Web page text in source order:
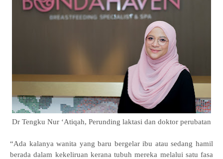
Dr Tengku Nur ‘Atiqah, Perunding laktasi dan doktor perubatan
“Ada kalanya wanita yang baru bergelar ibu atau sedang hamil
berada dalam kekeliruan kerana tubuh mereka melalui satu fasa